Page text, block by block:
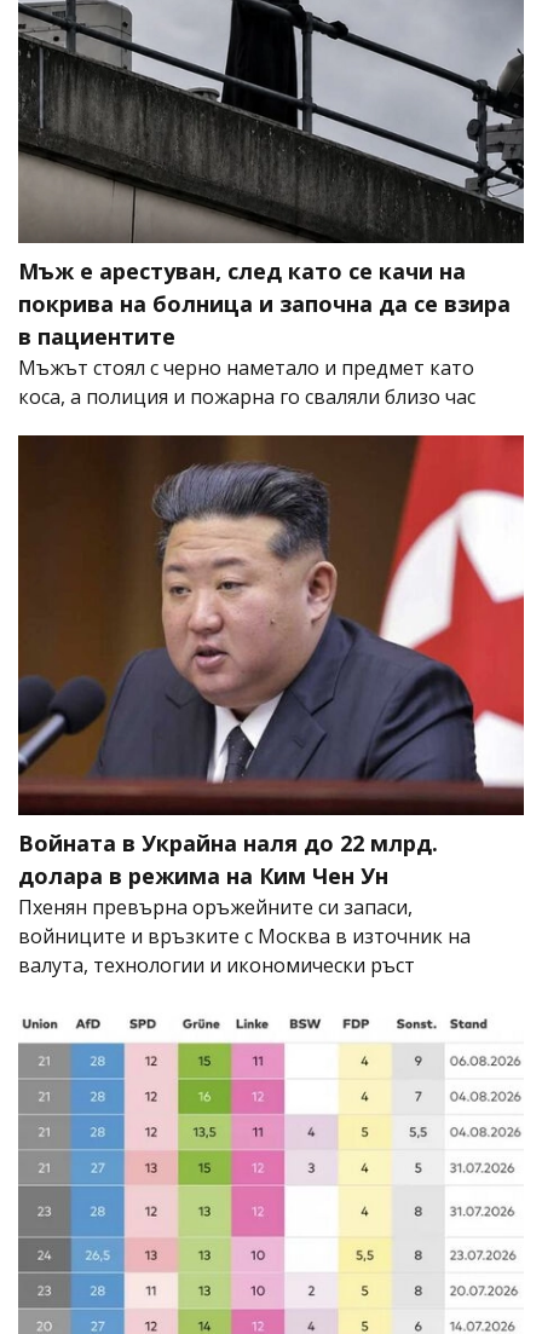
Мъж е арестуван, след като се качи на
покрива на болница и започна да се взира
в пациентите
Мъжът стоял с черно наметало и предмет като
коса, а полиция и пожарна го сваляли близо час
Войната в Украйна наля до 22 млрд.
долара в режима на Ким Чен Ун
Пхенян превърна оръжейните си запаси,
войниците и връзките с Москва в източник на
валута, технологии и икономически ръст